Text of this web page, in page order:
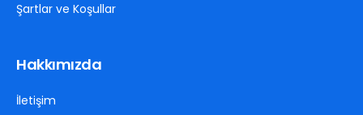
Şartlar ve Koşullar
Hakkımızda
İletişim